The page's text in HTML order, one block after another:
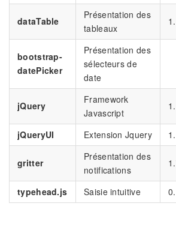
dataTable
Présentation des
tableaux
bootstrap-
datePicker
Présentation des
sélecteurs de
date
jQuery
Framework
Javascript
jQueryUI Extension Jquery
gritter
Présentation des
notifications
typehead.js
Saisie intuitive